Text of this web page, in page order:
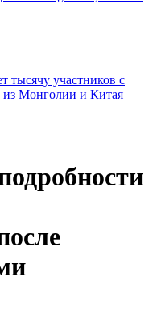
тысячу участников с
из Монголии и Китая